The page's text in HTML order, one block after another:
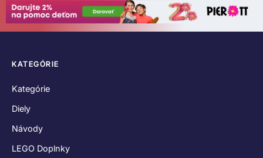
KATEGÓRIE
Kategórie
Diely
Návody
LEGO Doplnky